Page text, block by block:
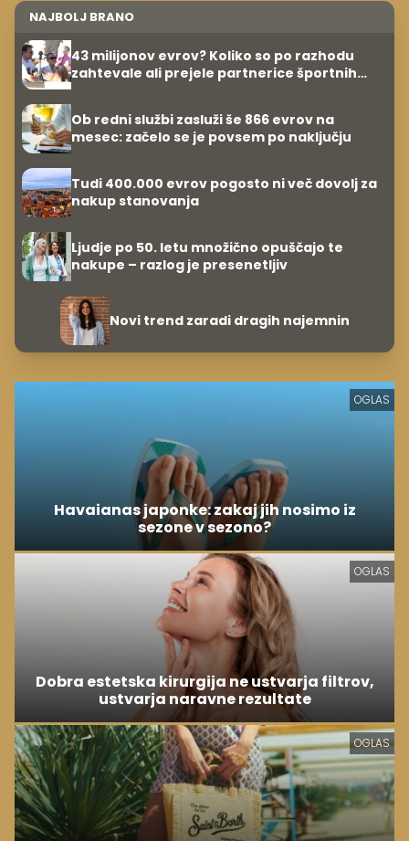
NAJBOLJ BRANO
43 milijonov evrov? Koliko so po razhodu
zahtevale ali prejele partnerice športnih
Ob redni službi zasluži še 866 evrov na
mesec: začelo se je povsem po naključju
Tudi 400.000 evrov pogosto ni več dovolj za
nakup stanovanja
Ljudje po 50. letu množično opuščajo te
nakupe – razlog je presenetljiv
Novi trend zaradi dragih najemnin
OGLAS
Havaianas japonke: zakaj jih nosimo iz
sezone v sezono?
OGLAS
Dobra estetska kirurgija ne ustvarja filtrov,
ustvarja naravne rezultate
OGLAS